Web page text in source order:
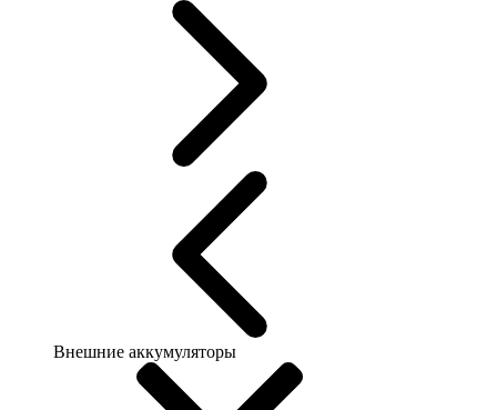
Внешние аккумуляторы